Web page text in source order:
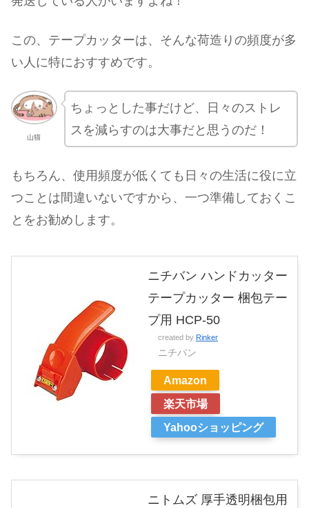
この、テープカッターは、そんな荷造りの頻度が多
い人に特におすすめです。
山猫
ちょっとした事だけど、日々のストレ
スを減らすのは大事だと思うのだ！
もちろん、使用頻度が低くても日々の生活に役に立
つことは間違いないですから、一つ準備しておくこ
とをお勧めします。
ニチバン ハンドカッター
テープカッター 梱包テー
プ用 HCP-50
created by Rinker
ニチバン
Amazon
楽天市場
Yahooショッピング
ニトムズ 厚手透明梱包用